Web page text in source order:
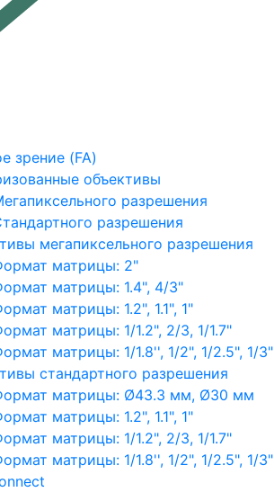
зрение (FA)
объективы
разрешения
разрешения
мегапиксельного разрешения
матрицы: 2"
матрицы: 1.4", 4/3"
матрицы: 1.2", 1.1", 1"
матрицы: 1/1.2", 2/3, 1/1.7"
матрицы: 1/1.8'', 1/2", 1/2.5", 1/3"
стандартного разрешения
матрицы: Ø43.3 мм, Ø30 мм
матрицы: 1.2", 1.1", 1"
матрицы: 1/1.2", 2/3, 1/1.7"
матрицы: 1/1.8'', 1/2", 1/2.5", 1/3"